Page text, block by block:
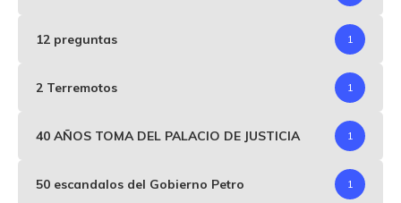
12 preguntas 1
2 Terremotos 1
40 AÑOS TOMA DEL PALACIO DE JUSTICIA 1
50 escandalos del Gobierno Petro 1